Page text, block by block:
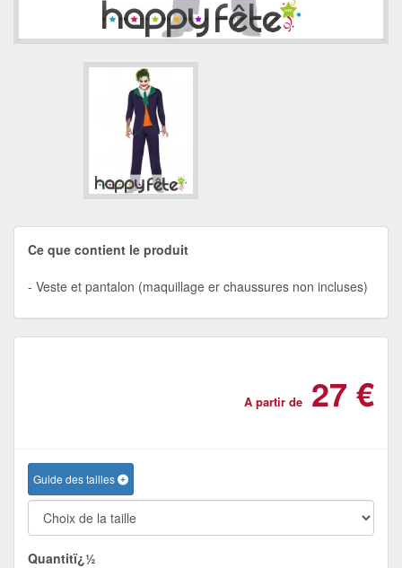
Ce que contient le produit
Veste et pantalon (maquillage er chaussures non incluses)
A partir de 27 €
Guide des tailles
Quantitï¿½